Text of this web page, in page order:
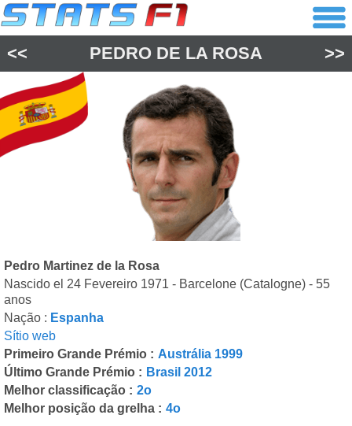
<< PEDRO DE LA ROSA >>
Pedro Martinez de la Rosa
Nascido el 24 Fevereiro 1971 - Barcelone (Catalogne) - 55
anos
Nação : Espanha
Sítio web
Primeiro Grande Prémio : Austrália 1999
Último Grande Prémio : Brasil 2012
Melhor classificação : 2o
Melhor posição da grelha : 4o